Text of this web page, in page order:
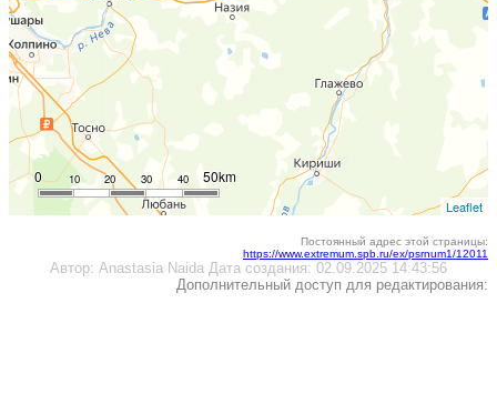
10
0 20 30 40 50km
Leaflet
Постоянный адрес этой страницы:
https://www.extremum.spb.ru/ex/psrnum1/12011
Автор: Anastasia Naida Дата создания: 02.09.2025 14:43:56
Дополнительный доступ для редактирования: